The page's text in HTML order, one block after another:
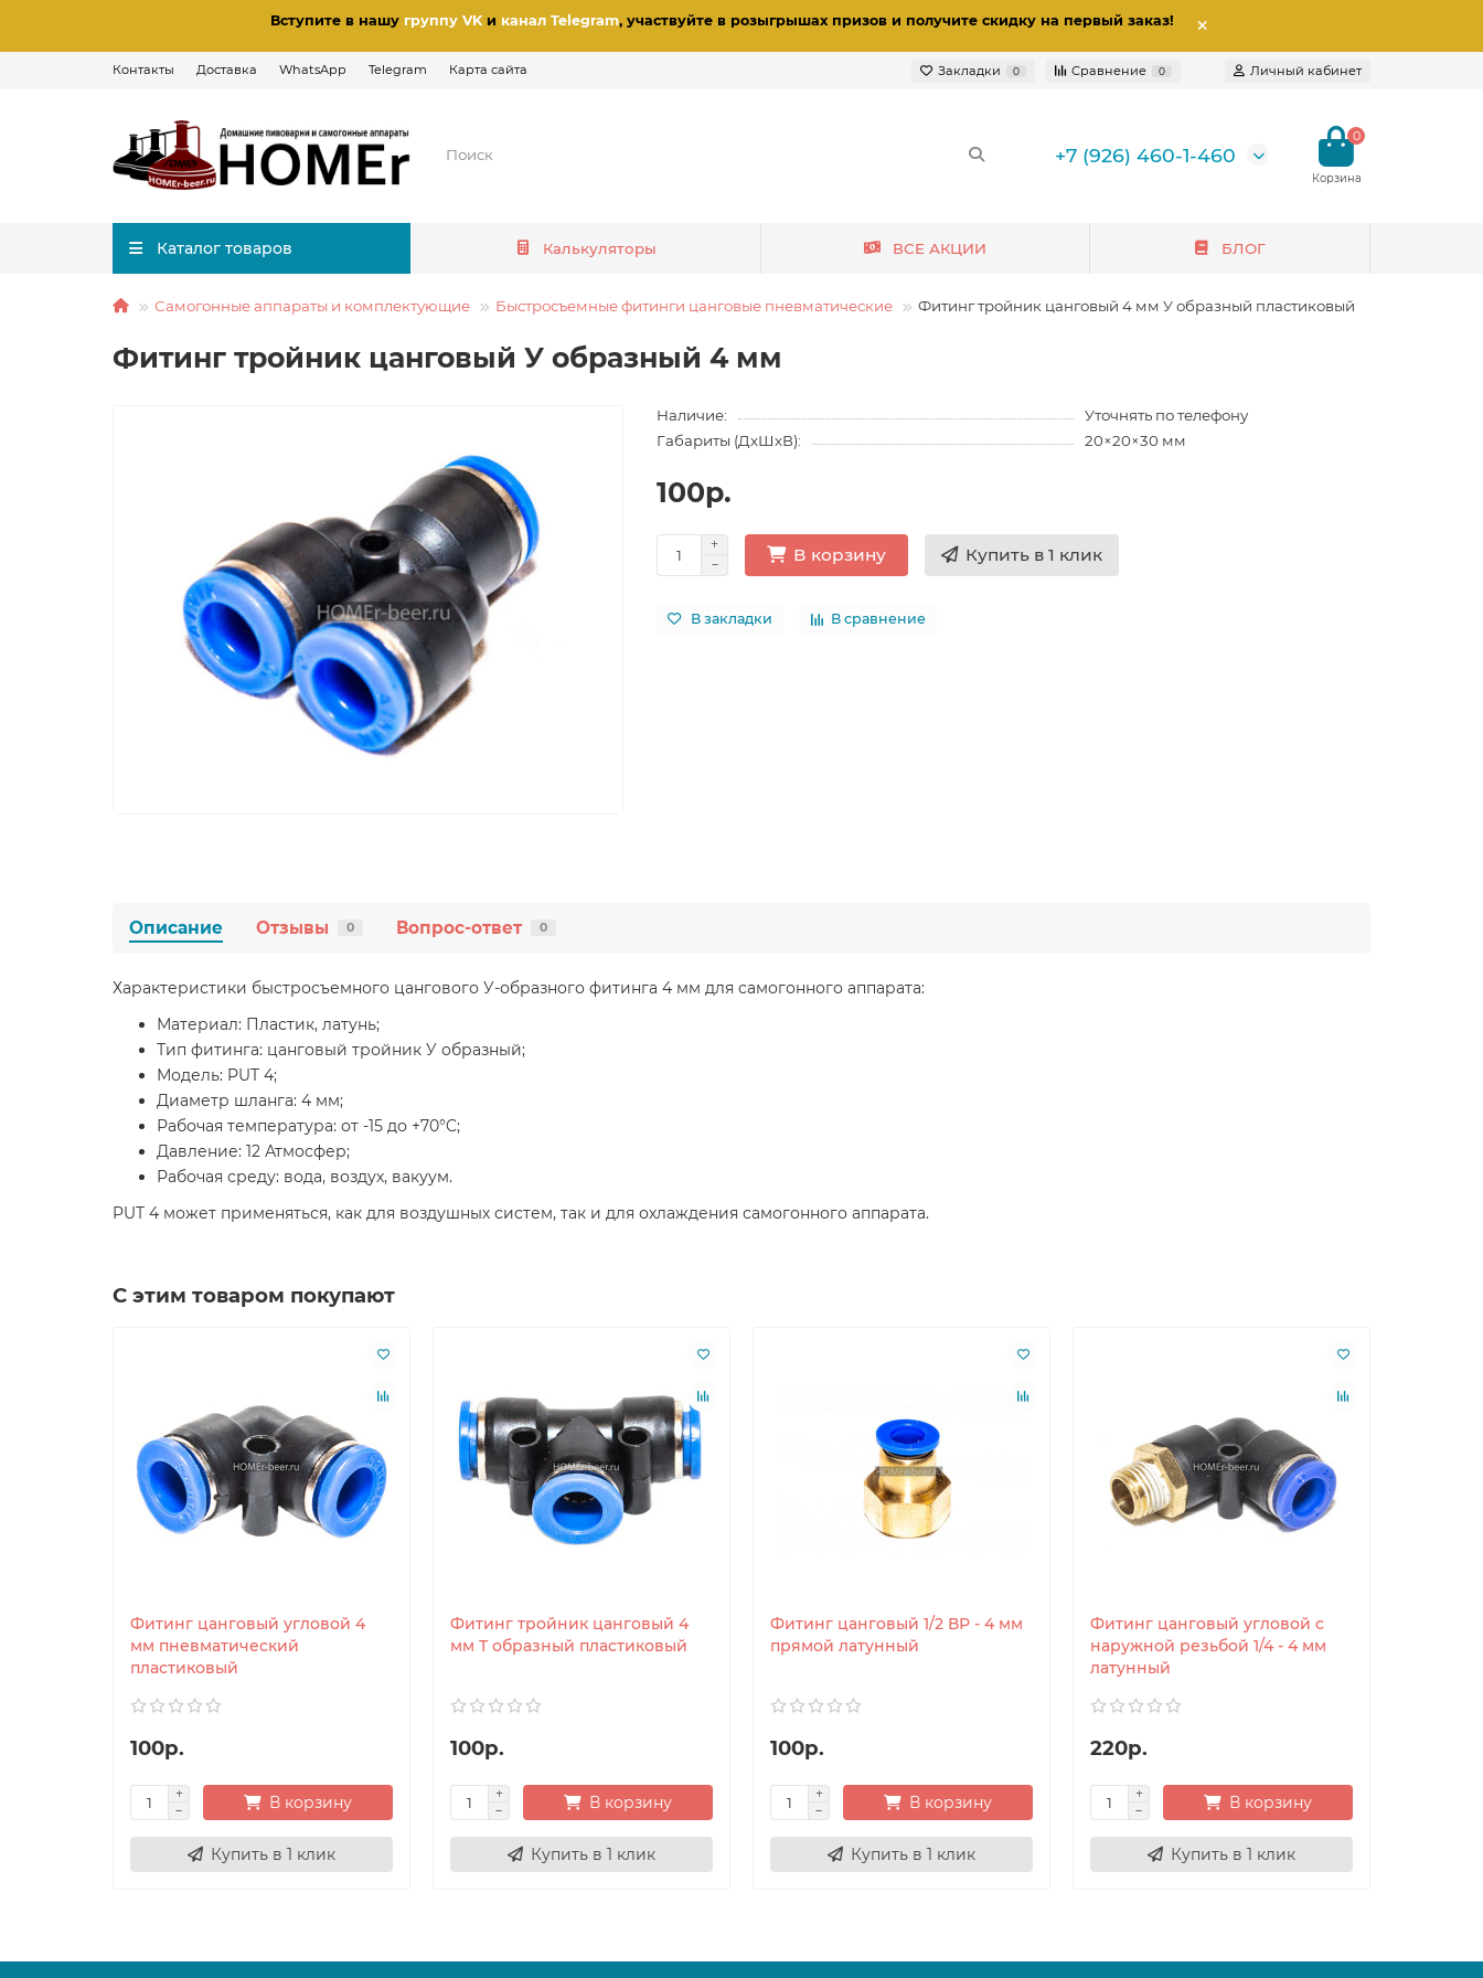
Вступите в нашу группу VKи канал Telegram, участвуйте в розыгрышах призов и получите скидку на первый заказ!
Контакты Доставка WhatsApp Telegram Карта сайта Закладки 0 Сравнение 0 Личный кабинет
+7 (926) 460-1-460
0
Каталог товаров Калькуляторы ВСЕ АКЦИИ БЛОГ
Самогонные аппараты и комплектующие Быстросъемные фитинги цанговые пневматические Фитинг тройник цанговый 4 мм У образный пластиковый
Фитинг тройник цанговый У образный 4 мм
Наличие:
Уточнять по телефону
Габариты (ДхШхВ):
20×20×30 мм
100р.
В корзину Купить в 1 клик
В закладки В сравнение
Описание Отзывы 0 Вопрос-ответ 0
Характеристики быстросъемного цангового У-образного фитинга 4 мм для самогонного аппарата:
Материал: Пластик, латунь;
Тип фитинга: цанговый тройник У образный;
Модель: PUT 4;
Диаметр шланга: 4 мм;
Рабочая температура: от -15 до +70°C;
Давление: 12 Атмосфер;
Рабочая среду: вода, воздух, вакуум.
PUT 4 может применяться, как для воздушных систем, так и для охлаждения самогонного аппарата.
С этим товаром покупают
Фитинг цанговый угловой 4
мм пневматический
пластиковый
100р.
В корзину
Купить в 1 клик
Фитинг тройник цанговый 4
мм Т образный пластиковый
100р.
В корзину
Купить в 1 клик
Фитинг цанговый 1/2 ВР - 4 мм
прямой латунный
100р.
В корзину
Купить в 1 клик
Фитинг цанговый угловой с
наружной резьбой 1/4 - 4 мм
латунный
220р.
В корзину
Купить в 1 клик